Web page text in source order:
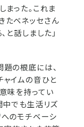
まった。これま
たベネッセさん
と話しました」
の根底には、
イムの音ひと
味を持ってい
中でも生活リズ
のモチベーシ